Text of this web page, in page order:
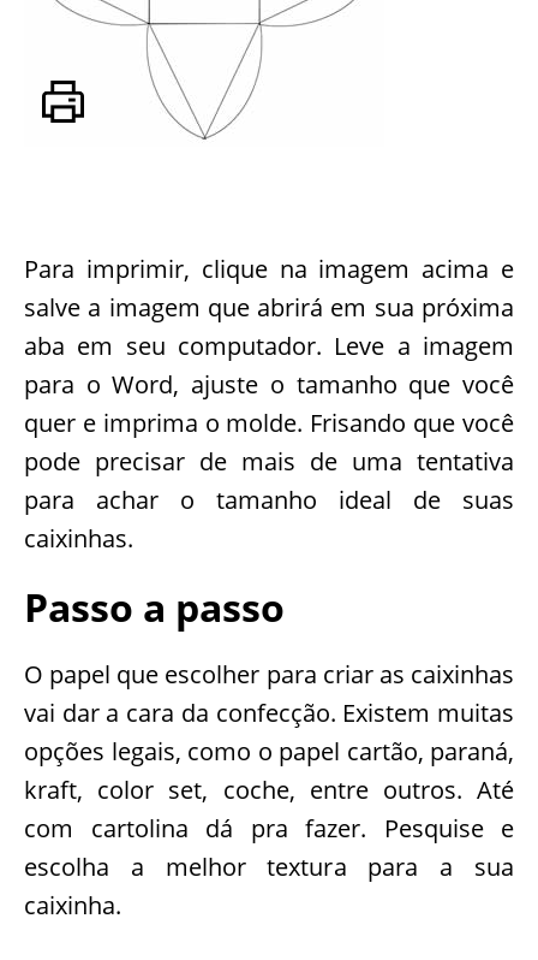
Para imprimir, clique na imagem acima e
salve a imagem que abrirá em sua próxima
aba em seu computador. Leve a imagem
para o Word, ajuste o tamanho que você
quer e imprima o molde. Frisando que você
pode precisar de mais de uma tentativa
para achar o tamanho ideal de suas
caixinhas.
Passo a passo
O papel que escolher para criar as caixinhas
vai dar a cara da confecção. Existem muitas
opções legais, como o papel cartão, paraná,
kraft, color set, coche, entre outros. Até
com cartolina dá pra fazer. Pesquise e
escolha a melhor textura para a sua
caixinha.